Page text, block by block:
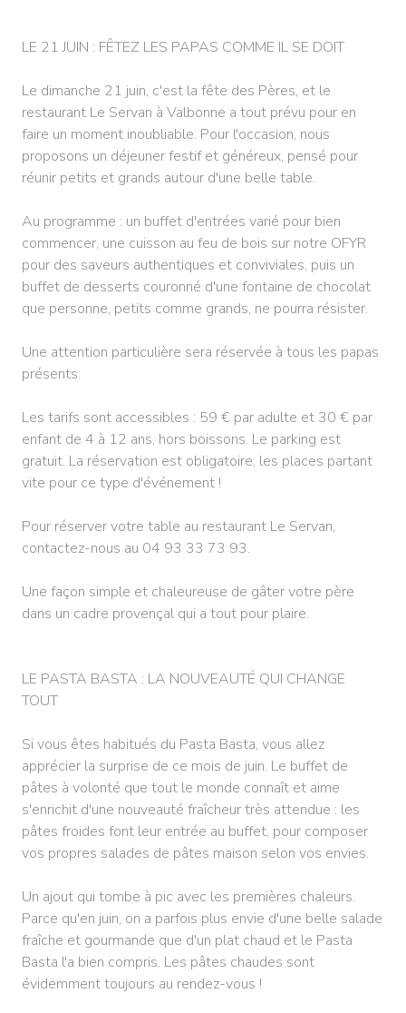
LE 21 JUIN : FÊTEZ LES PAPAS COMME IL SE DOIT
Le dimanche 21 juin, c'est la fête des Pères, et le
restaurant Le Servan à Valbonne a tout prévu pour en
faire un moment inoubliable. Pour l'occasion, nous
proposons un déjeuner festif et généreux, pensé pour
réunir petits et grands autour d'une belle table.
Au programme : un buffet d'entrées varié pour bien
commencer, une cuisson au feu de bois sur notre OFYR
pour des saveurs authentiques et conviviales, puis un
buffet de desserts couronné d'une fontaine de chocolat
que personne, petits comme grands, ne pourra résister.
Une attention particulière sera réservée à tous les papas
présents.
Les tarifs sont accessibles : 59 € par adulte et 30 € par
enfant de 4 à 12 ans, hors boissons. Le parking est
gratuit. La réservation est obligatoire, les places partant
vite pour ce type d'événement !
Pour réserver votre table au restaurant Le Servan,
contactez-nous au 04 93 33 73 93.
Une façon simple et chaleureuse de gâter votre père
dans un cadre provençal qui a tout pour plaire.
LE PASTA BASTA : LA NOUVEAUTÉ QUI CHANGE
TOUT
Si vous êtes habitués du Pasta Basta, vous allez
apprécier la surprise de ce mois de juin. Le buffet de
pâtes à volonté que tout le monde connaît et aime
s'enrichit d'une nouveauté fraîcheur très attendue : les
pâtes froides font leur entrée au buffet, pour composer
vos propres salades de pâtes maison selon vos envies.
Un ajout qui tombe à pic avec les premières chaleurs.
Parce qu'en juin, on a parfois plus envie d'une belle salade
fraîche et gourmande que d'un plat chaud et le Pasta
Basta l'a bien compris. Les pâtes chaudes sont
évidemment toujours au rendez-vous !